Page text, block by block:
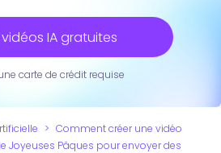
IA gratuites
carte de crédit requise
> Comment créer une vidéo
Joyeuses Pâques pour envoyer des